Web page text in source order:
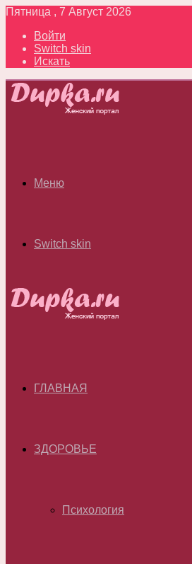
Пятница , 7 Август 2026
Войти
Switch skin
Искать
Меню
Switch skin
ГЛАВНАЯ
ЗДОРОВЬЕ
Психология